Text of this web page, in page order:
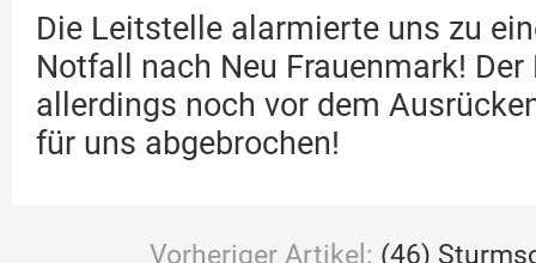
Die Leitstelle alarmierte uns zu
Notfall nach Neu Frauenmark! Der
allerdings noch vor dem
für uns abgebrochen!
Vorheriger Artikel: (46)